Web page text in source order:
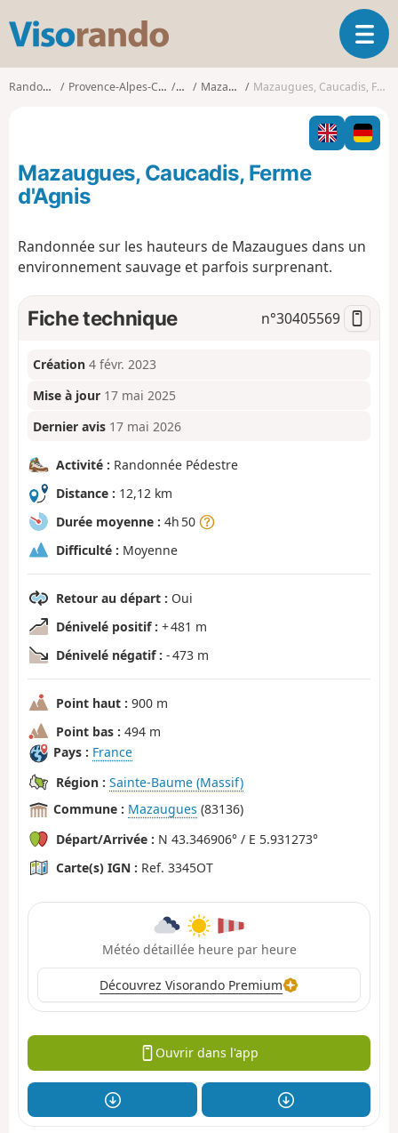
s
o
o
O
u
r
i
r
l
i
t
Randonnées Provence-Alpes-Côte d'Azur Var Mazaugues Mazaugues, Caucadis, Ferme d'Agnis
Mazaugues, Caucadis, Ferme
d'Agnis
Randonnée sur les hauteurs de Mazaugues dans un
environnement sauvage et parfois surprenant.
Fiche technique n°30405569
Création 4 févr. 2023
Mise à jour 17 mai 2025
Dernier avis 17 mai 2026
Activité : Randonnée Pédestre
Distance : 12,12 km
Durée moyenne : 4h 50
Difficulté : Moyenne
Retour au départ : Oui
Dénivelé positif : + 481 m
Dénivelé négatif : - 473 m
Point haut : 900 m
Point bas : 494 m
Pays : France
Région : Sainte-Baume (Massif)
Commune : Mazaugues (83136)
Départ/Arrivée : N 43.346906° / E 5.931273°
Carte(s) IGN : Ref. 3345OT
Météo détaillée heure par heure
Découvrez Visorando Premium
Ouvrir dans l'app